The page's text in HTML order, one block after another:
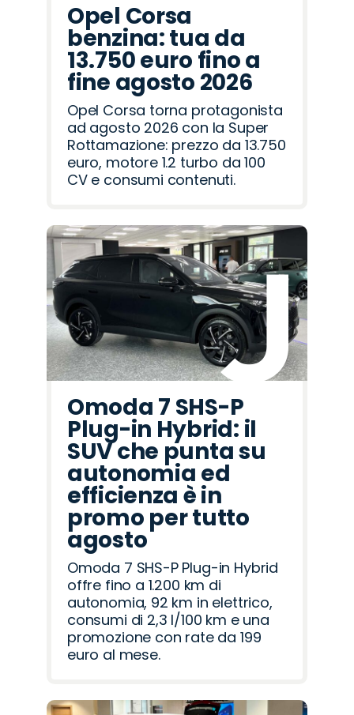
Opel Corsa
benzina: tua da
13.750 euro fino a
fine agosto 2026
Opel Corsa torna protagonista
ad agosto 2026 con la Super
Rottamazione: prezzo da 13.750
euro, motore 1.2 turbo da 100
CV e consumi contenuti.
Omoda 7 SHS-P
Plug-in Hybrid: il
SUV che punta su
autonomia ed
efficienza è in
promo per tutto
agosto
Omoda 7 SHS-P Plug-in Hybrid
offre fino a 1.200 km di
autonomia, 92 km in elettrico,
consumi di 2,3 l/100 km e una
promozione con rate da 199
euro al mese.